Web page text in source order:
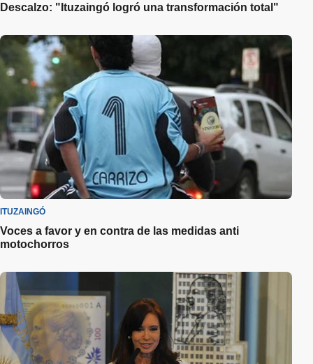
Descalzo: "Ituzaingó logró una transformación total"
ITUZAINGÓ
Voces a favor y en contra de las medidas anti
motochorros